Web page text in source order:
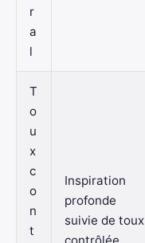
r
a
l
T
o
u
x
c
o
n
t
Inspiration
profonde
suivie de toux